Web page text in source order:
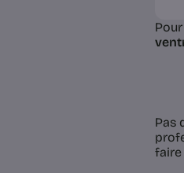
Pas
faire